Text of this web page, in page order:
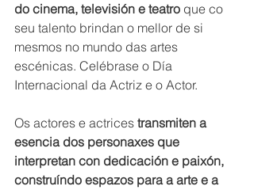
do cinema, televisión e teatro que co
seu talento brindan o mellor de si
mesmos no mundo das artes
escénicas. Celébrase o Día
Internacional da Actriz e o Actor.
Os actores e actrices transmiten a
esencia dos personaxes que
interpretan con dedicación e paixón,
construíndo espazos para a arte e a